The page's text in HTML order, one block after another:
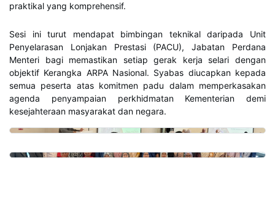
praktikal yang komprehensif.
Sesi ini turut mendapat bimbingan teknikal daripada Unit
Penyelarasan Lonjakan Prestasi (PACU), Jabatan Perdana
Menteri bagi memastikan setiap gerak kerja selari dengan
objektif Kerangka ARPA Nasional. Syabas diucapkan kepada
semua peserta atas komitmen padu dalam memperkasakan
agenda penyampaian perkhidmatan Kementerian demi
kesejahteraan masyarakat dan negara.